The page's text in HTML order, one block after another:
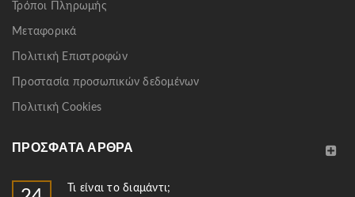
Τρόποι Πληρωμής
Μεταφορικά
Πολιτική Επιστροφών
Προστασία προσωπικών δεδομένων
Πολιτική Cookies
ΠΡΌΣΦΑΤΑ ΆΡΘΡΑ
Τι είναι το διαμάντι;